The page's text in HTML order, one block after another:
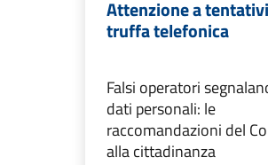
Attenzione a
truffa telefonica
Falsi operatori
dati personali: le
raccomandazioni del
alla cittadinanza